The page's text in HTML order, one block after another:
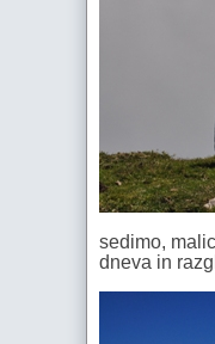
sedimo,
dneva in